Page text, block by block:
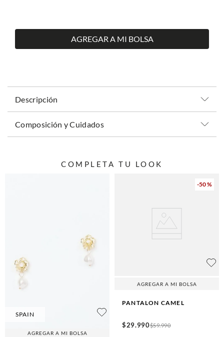
AGREGAR A MI BOLSA
Descripción
Composición y Cuidados
COMPLETA TU LOOK
SPAIN
AGREGAR A MI BOLSA
-50 %
AGREGAR A MI BOLSA
PANTALON CAMEL
$29.990$59.990